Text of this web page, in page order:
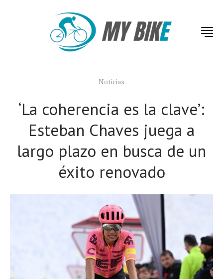
Noticias
‘La coherencia es la clave’:
Esteban Chaves juega a
largo plazo en busca de un
éxito renovado